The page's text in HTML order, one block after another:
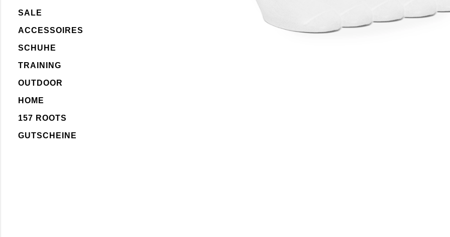
SALE
ACCESSOIRES
SCHUHE
TRAINING
OUTDOOR
HOME
157 ROOTS
GUTSCHEINE